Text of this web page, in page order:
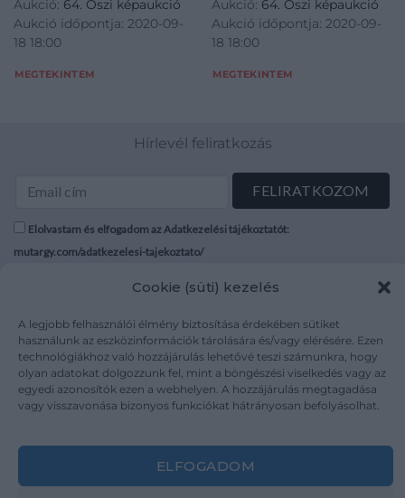
Cookie (süti) kezelés
A legjobb felhasználói élmény biztosítása érdekében sütiket
használunk az eszközinformációk tárolására és/vagy elérésére. Ezen
technológiákhoz való hozzájárulás lehetővé teszi számunkra, hogy
olyan adatokat dolgozzunk fel, mint a böngészési viselkedés vagy az
egyedi azonosítók ezen a webhelyen. A hozzájárulás megtagadása
vagy visszavonása bizonyos funkciókat hátrányosan befolyásolhat.
ELFOGADOM
Aukció: 64. Őszi képaukció
Aukció időpontja: 2020-09-
18 18:00
MEGTEKINTEM
Aukció: 64. Őszi képaukció
Aukció időpontja: 2020-09-
18 18:00
MEGTEKINTEM
Hírlevél feliratkozás
Elolvastam és elfogadom az Adatkezelési tájékoztatót:
mutargy.com/adatkezelesi-tajekoztato/
Médiaajánlat
Karrier
Kapcsolat
Áraink
ÁSZF
Adatvédelem
Impresszum